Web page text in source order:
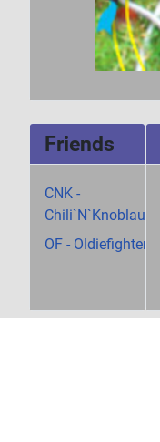
Friends
CNK -
Chili`N`Knoblauch
OF - Oldiefighters